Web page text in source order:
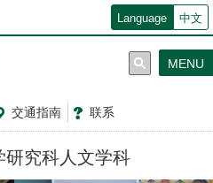
Language 中文
交通指南 联系
MENU
研究科人文学科